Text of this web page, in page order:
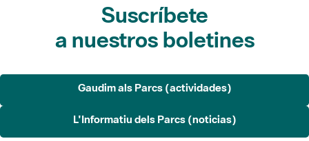
Suscríbete
a nuestros boletines
Gaudim als Parcs (actividades)
L'Informatiu dels Parcs (noticias)